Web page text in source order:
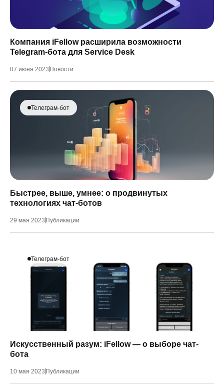
Компания iFellow расширила возможности
Telegram-бота для Service Desk
07 июня 2023 Новости
Телеграм-бот
Быстрее, выше, умнее: о продвинутых
технологиях чат-ботов
29 мая 2023 Публикации
Телеграм-бот
Искусственный разум: iFellow — о выборе чат-
бота
10 мая 2023 Публикации